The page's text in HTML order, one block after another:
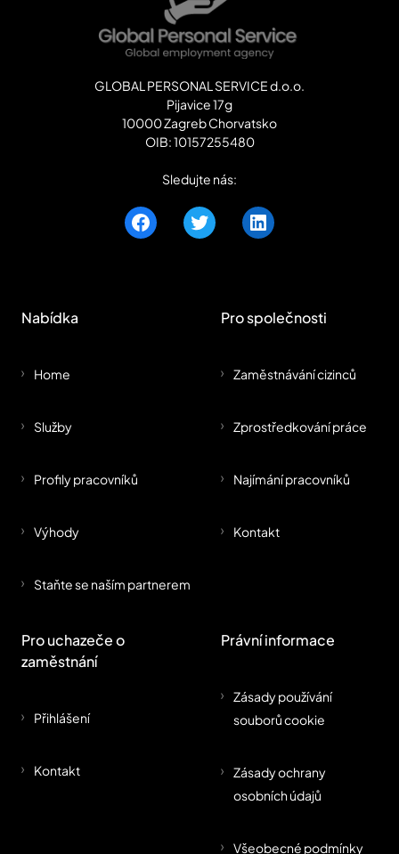
GLOBAL PERSONAL SERVICE d.o.o.
Pijavice 17g
10000 Zagreb Chorvatsko
OIB: 10157255480
Sledujte nás:
Nabídka
Home
Služby
Profily pracovníků
Výhody
Staňte se naším partnerem
Pro společnosti
Zaměstnávání cizinců
Zprostředkování práce
Najímání pracovníků
Kontakt
Pro uchazeče o
zaměstnání
Přihlášení
Kontakt
Právní informace
Zásady používání
souborů cookie
Zásady ochrany
osobních údajů
Všeobecné podmínky